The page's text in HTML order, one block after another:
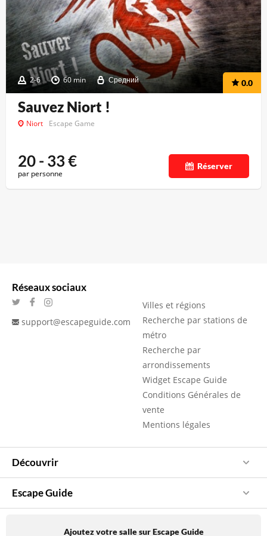
2-6 60 min Средний 0.0
Sauvez Niort !
Niort Escape Game
20 - 33€
par personne
Réserver
Réseaux sociaux
support@escapeguide.com
Villes et régions
Recherche par stations de
métro
Recherche par
arrondissements
Widget Escape Guide
Conditions Générales de
vente
Mentions légales
Découvrir
Escape Guide
Ajoutez votre salle sur Escape Guide